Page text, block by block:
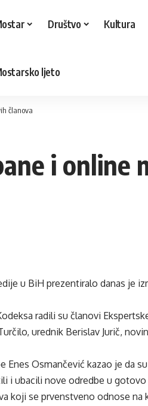
Društvo Kultura
ljeto
članova
i online
u BiH prezentiralo danas je
radili su članovi
urednik Berislav Jurič,
Enes Osmančević kazao je da
i ubacili nove odredbe u
koji se prvenstveno odnose